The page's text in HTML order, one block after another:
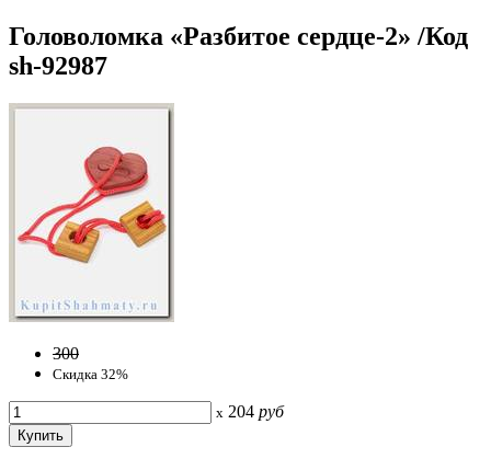
Головоломка «Разбитое сердце-2» /Код
sh-92987
300
Скидка 32%
x 204 руб